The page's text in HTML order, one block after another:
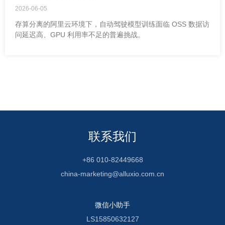
2026-06-05
存算分离的阿里云环境下，自动驾驶模型训练面临 OSS 数据访
问延迟高、GPU 利用率不足的普遍挑战。
联系我们
+86 010-82449668
china-marketing@alluxio.com.cn
微信小助手
LS15850632127